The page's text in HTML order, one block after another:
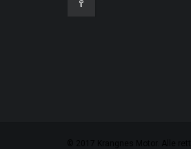
© 2017 Krangnes Motor. Alle